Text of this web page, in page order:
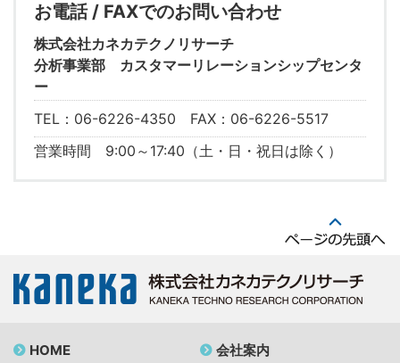
お電話 / FAXでのお問い合わせ
株式会社カネカテクノリサーチ
分析事業部 カスタマーリレーションシップセンタ
ー
TEL：06-6226-4350 FAX：06-6226-5517
営業時間 9:00～17:40（土・日・祝日は除く）
HOME 会社案内